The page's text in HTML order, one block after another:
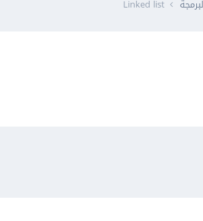
Linked list